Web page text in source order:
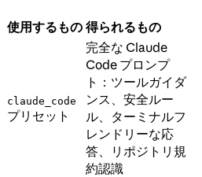
使用するもの 得られるもの
claude_code
プリセット
完全な Claude
Code プロンプ
ト：ツールガイダ
ンス、安全ルー
ル、ターミナルフ
レンドリーな応
答、リポジトリ規
約認識